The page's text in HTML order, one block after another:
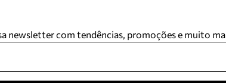
newsletter com tendências, promoções e muito